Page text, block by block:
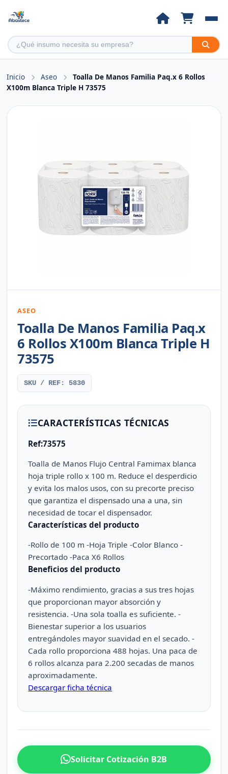
Inicio Aseo
Toalla De Manos Familia Paq.x 6 Rollos
X100m Blanca Triple H 73575
ASEO
Toalla De Manos Familia Paq.x
6 Rollos X100m Blanca Triple H
73575
SKU / REF: 5830
CARACTERÍSTICAS TÉCNICAS
Ref:73575
Toalla de Manos Flujo Central Famimax blanca
hoja triple rollo x 100 m. Reduce el desperdicio
y evita los malos usos, con su precorte preciso
que garantiza el dispensado una a una, sin
necesidad de tocar el dispensador.
Características del producto
-Rollo de 100 m -Hoja Triple -Color Blanco -
Precortado -Paca X6 Rollos
Beneficios del producto
-Máximo rendimiento, gracias a sus tres hojas
que proporcionan mayor absorción y
resistencia. -Una sola toalla es suficiente. -
Bienestar superior a los usuarios
entregándoles mayor suavidad en el secado. -
Cada rollo proporciona 488 hojas. Una paca de
6 rollos alcanza para 2.200 secadas de manos
aproximadamente.
Descargar ficha técnica
Solicitar Cotización B2B